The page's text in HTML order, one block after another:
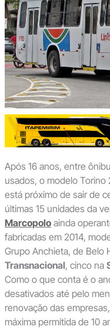
Após 16 anos, entre
usados, o modelo
está próximo de sair de
últimas 15 unidades da
Marcopoloainda
fabricadas em 2014,
Grupo Anchieta, de Belo
Transnacional, cinco na
Como o que conta é o
desativados até pelo
renovação das
máxima permitida de 10